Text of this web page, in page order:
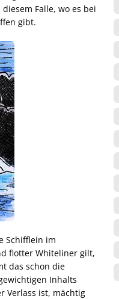
Falle, wo es bei
gibt.
Schifflein im
flotter Whiteliner gilt,
das schon die
Inhalts
Verlass ist, mächtig